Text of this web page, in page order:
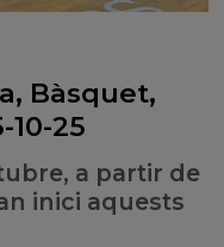
Bàsquet,
25
a partir de
inici aquests